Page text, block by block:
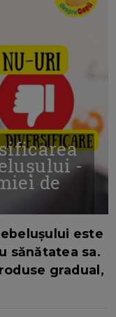
-
de
este
sănătatea sa.
gradual,